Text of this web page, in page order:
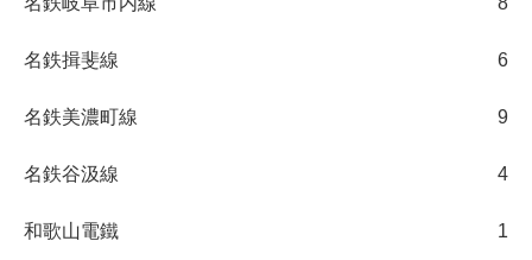
名鉄揖斐線 6
名鉄美濃町線 9
名鉄谷汲線 4
和歌山電鐵 1